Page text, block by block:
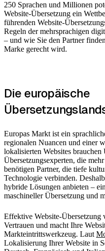
250 Sprachen und Millionen
Website-Übersetzung ein
führenden Website-
Regeln der mehrsprachigen
– und wie Sie den Partner
Marke gerecht wird.
Die europäische
Europas Markt ist ein
regionalen Nuancen und einer
lokalisierten Websites brauchen
Übersetzungsexperten, die
benötigen Partner, die tiefe
Technologie verbinden.
hybride Lösungen anbieten –
maschineller Übersetzung und
Effektive Website-Übersetzung
Vertrauen und macht Ihre
Markteintrittswerkzeug. Laut
Lokalisierung Ihrer Website in